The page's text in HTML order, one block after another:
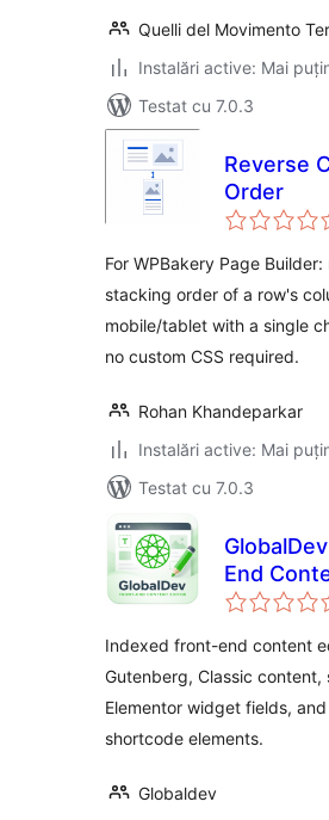
Quelli del Movimento
Instalări active: Mai
Testat cu 7.0.3
Reverse
Order
For WPBakery Page
stacking order of a row's
mobile/tablet with a single
no custom CSS required.
Rohan Khandeparkar
Instalări active: Mai
Testat cu 7.0.3
End
Indexed front-end content
Gutenberg, Classic content,
Elementor widget fields,
shortcode elements.
Globaldev